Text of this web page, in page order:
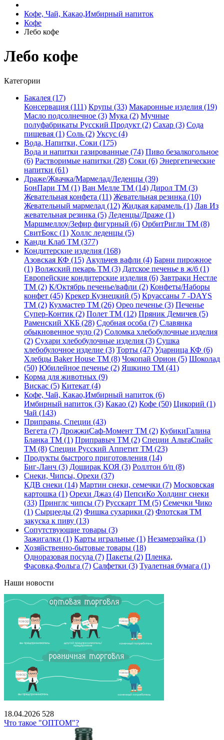
Кофе, Чай, Какао,Имбирный напиток
Кофе
Лебо кофе
Лебо кофе
Категории
Бакалея (17)
Консервация (111) Крупы (33) Макаронные изделия (19)
Масло подсолнечное (3) Мука (2) Мучные
полуфабрикаты Русский Продукт (2) Сахар (3) Сода
пищевая (1) Соль (2) Уксус (4)
Вода, Напитки, Соки (175)
Вода и напитки газированные (74) Пиво безалкогольное
(6) Растворимые напитки (28) Соки (6) Энергетические
напитки (61)
Драже/Жвачка/Мармелад/Леденцы (39)
БонПари ТМ (1) Ван Мелле ТМ (14) Дирол ТМ (3)
Жевательная конфета (11) Жевательная резинка (10)
Жевательный мармелад (12) Жидкая карамель (1) Лав Из
жевательная резинка (5) Леденцы/Драже (1)
Маршмеллоу/Зефир фигурный (6) ОрбитРигли ТМ (8)
СвитБокс (1) Холлс леденцы (5)
Канди Клаб ТМ (377)
Кондитерские изделия (168)
Азовская КФ (15) Акульчев вафли (4) Барни пирожное
(1) Волжский пекарь ТМ (3) Датское печенье в ж/б (1)
Европейские кондитерские изделия (6) Завтраки Нестле
ТМ (2) К/Октябрь печенье/вафли (2) Конфеты/Наборы
конфет (45) Крекер Кузнецкий (5) Круассаны 7 -DAYS
ТМ (2) Кухмастер ТМ (26) Орео печенье (3) Печенье
Супер-Контик (2) Полет ТМ (12) Пряник Демичев (5)
Раменский ХКБ (28) Сдобная особа (7) Славянка
обыкновенное чудо (2) Соломка хлебобулочные изделия
(2) Сухари хлебобулочные изделия (3) Сушка
хлебобулочное изделие (3) Торты (47) Ударница КФ (6)
Хлебцы Baker House ТМ (8) Чокопай Орион (5) Шоколад
(50) Юбилейное печенье (2) Яшкино ТМ (41)
Корма для животных (9)
Вискас (5) Китекат (4)
Кофе, Чай, Какао,Имбирный напиток (6)
Имбирный напиток (3) Какао (2) Кофе (50) Цикорий (1)
Чай (143)
Приправы, Специи (43)
Вегета (7) ДрожжиСаф-Момент ТМ (2) КубикиГалина
Бланка ТМ (1) Приправыч ТМ (2) Специи АльтаСпайс
ТМ (8) Специи Русский Аппетит ТМ (23)
Продукты быстрого приготовления (14)
Биг-Ланч (3) Доширак КОЯ (3) Роллтон б/п (8)
Снеки, Чипсы, Орехи (37)
КДВ снеки (14) Мартин снеки, семечки (7) Московская
картошка (1) Орехи Джаз (4) ПепсиКо Холдинг снеки
(33) Принглс чипсы (7) Русскарт ТМ (5) Семечки Чико
(1) Сырцееды (2) Фишка сухарики (2) Флотская ТМ
закуска к пиву (13)
Сопутствующие товары (3)
Зажигалки (1) Карты игральные (1) Незамерзайка (1)
Хозяйственно-бытовые товары (18)
Одноразовая посуда (7) Пакеты (2) Пленка,
Фасовка,Фольга (7) Салфетки (3) Туалетная бумага (1)
Наши новости
18.04.2026 528
Что такое "ОПТОМ"?